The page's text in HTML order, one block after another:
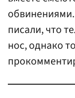
писали, что
нос, однако